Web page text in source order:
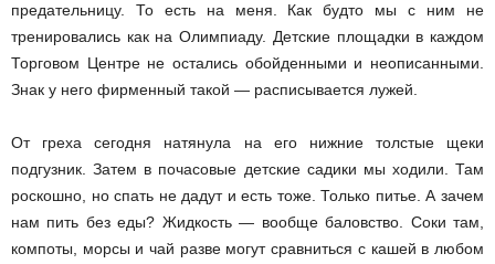
предательницу. То есть на меня. Как будто мы с ним не
тренировались как на Олимпиаду. Детские площадки в каждом
Торговом Центре не остались обойденными и неописанными.
Знак у него фирменный такой — расписывается лужей.
От греха сегодня натянула на его нижние толстые щеки
подгузник. Затем в почасовые детские садики мы ходили. Там
роскошно, но спать не дадут и есть тоже. Только питье. А зачем
нам пить без еды? Жидкость — вообще баловство. Соки там,
компоты, морсы и чай разве могут сравниться с кашей в любом